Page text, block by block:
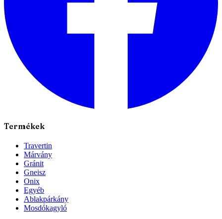
Termékek
Travertin
Márvány
Gránit
Gneisz
Onix
Egyéb
Ablakpárkány
Mosdókagyló